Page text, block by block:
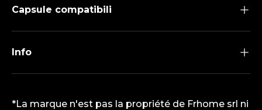
Capsule compatibili
Info
*La marque n'est pas la propriété de Frhome srl ni